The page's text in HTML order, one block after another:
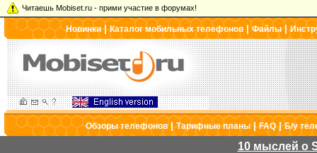
Читаешь Mobiset.ru - прими участие в форумах!
Новинки|Каталог мобильных телефонов |Файлы|
Обзоры телефонов|Тарифные планы|FAQ|Б/у
10 мыслей о